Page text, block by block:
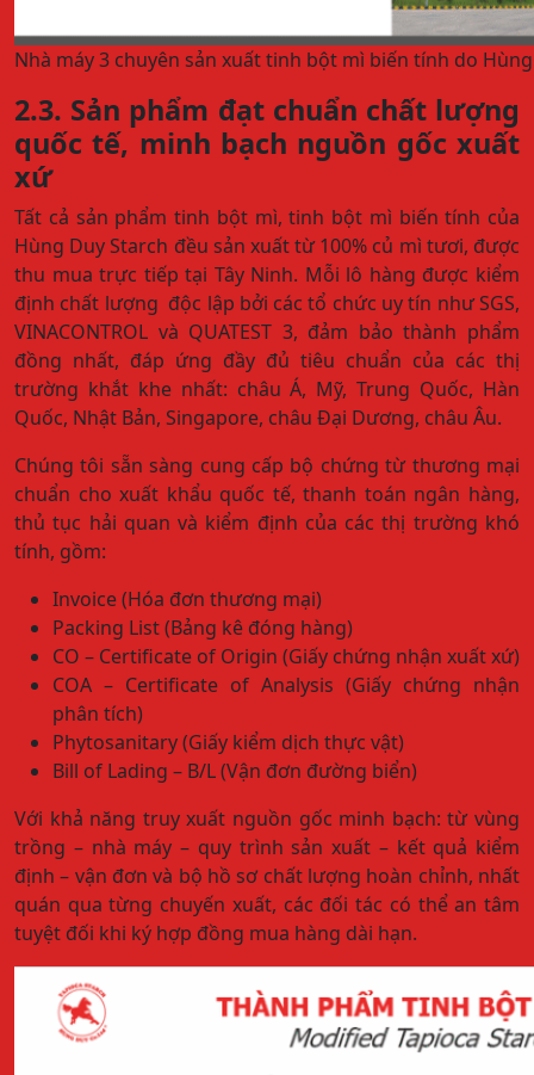
Nhà máy 3 chuyên sản xuất tinh bột mì biến tính do
2.3. Sản phẩm đạt chuẩn chất lượng
quốc tế, minh bạch nguồn gốc xuất
xứ
Tất cả sản phẩm tinh bột mì, tinh bột mì biến tính của
Hùng Duy Starch đều sản xuất từ 100% củ mì tươi, được
thu mua trực tiếp tại Tây Ninh. Mỗi lô hàng được kiểm
định chất lượng độc lập bởi các tổ chức uy tín như SGS,
VINACONTROL và QUATEST 3, đảm bảo thành phẩm
đồng nhất, đáp ứng đầy đủ tiêu chuẩn của các thị
trường khắt khe nhất: châu Á, Mỹ, Trung Quốc, Hàn
Quốc, Nhật Bản, Singapore, châu Đại Dương, châu Âu.
Chúng tôi sẵn sàng cung cấp bộ chứng từ thương mại
chuẩn cho xuất khẩu quốc tế, thanh toán ngân hàng,
thủ tục hải quan và kiểm định của các thị trường khó
tính, gồm:
Invoice (Hóa đơn thương mại)
Packing List (Bảng kê đóng hàng)
CO – Certificate of Origin (Giấy chứng nhận xuất xứ)
COA – Certificate of Analysis (Giấy chứng nhận
phân tích)
Phytosanitary (Giấy kiểm dịch thực vật)
Bill of Lading – B/L (Vận đơn đường biển)
Với khả năng truy xuất nguồn gốc minh bạch: từ vùng
trồng – nhà máy – quy trình sản xuất – kết quả kiểm
định – vận đơn và bộ hồ sơ chất lượng hoàn chỉnh, nhất
quán qua từng chuyến xuất, các đối tác có thể an tâm
tuyệt đối khi ký hợp đồng mua hàng dài hạn.